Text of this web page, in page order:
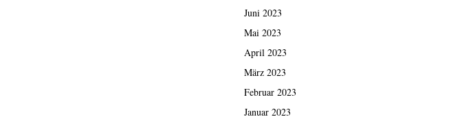
Juni 2023
Mai 2023
April 2023
März 2023
Februar 2023
Januar 2023